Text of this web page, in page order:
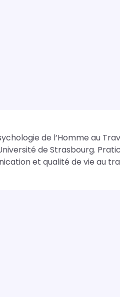
de l’Homme au
de Strasbourg.
et qualité de vie au